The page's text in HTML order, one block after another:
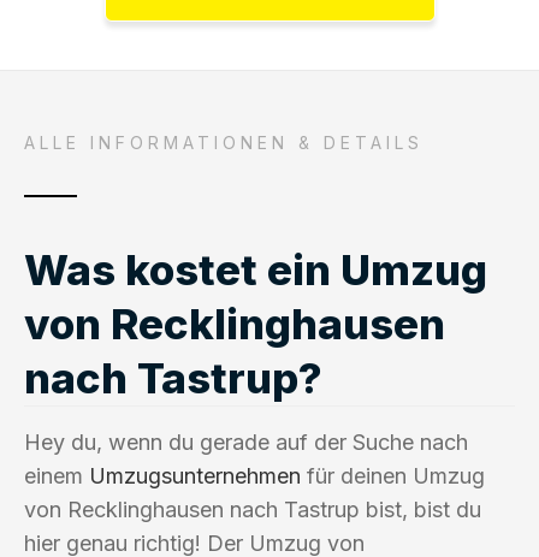
ALLE INFORMATIONEN & DETAILS
Was kostet ein Umzug
von Recklinghausen
nach Tastrup?
Hey du, wenn du gerade auf der Suche nach
einem Umzugsunternehmen für deinen Umzug
von Recklinghausen nach Tastrup bist, bist du
hier genau richtig! Der Umzug von